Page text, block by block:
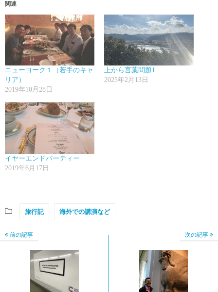
関連
ニューヨーク１（若手のキャ
リア）
2019年10月28日
上から言葉問題1
2025年2月13日
イヤーエンドパーティー
2019年6月17日
旅行記 海外での講演など
前の記事 次の記事